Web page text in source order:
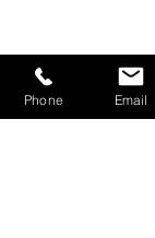
e- Katalog
Phone Email